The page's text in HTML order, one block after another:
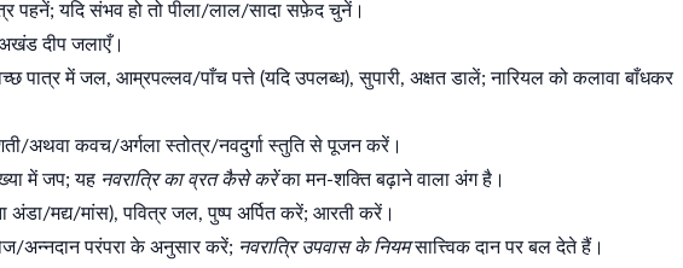
पहनें; यदि संभव हो तो पीला/लाल/सादा सफ़ेद चुनें।
दीप जलाएँ।
पात्र में जल, आम्रपल्लव/पाँच पत्ते (यदि उपलब्ध), सुपारी, अक्षत डालें; नारियल को कलावा बाँधकर
अथवा कवच/अर्गला स्तोत्र/नवदुर्गा स्तुति से पूजन करें।
में जप; यह नवरात्रि का व्रत कैसे करेंका मन-शक्ति बढ़ाने वाला अंग है।
अंडा/मद्य/मांस), पवित्र जल, पुष्प अर्पित करें; आरती करें।
अन्नदान परंपरा के अनुसार करें; नवरात्रि उपवास के नियमसात्त्विक दान पर बल देते हैं।